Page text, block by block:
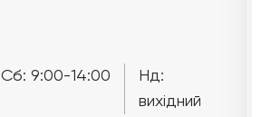
Сб: 9:00-14:00
Нд:
вихідний